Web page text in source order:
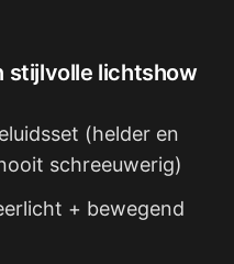
stijlvolle lichtshow
(helder en
schreeuwerig)
+ bewegend